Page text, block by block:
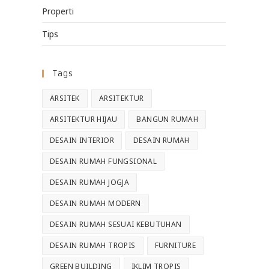
Properti
Tips
Tags
ARSITEK ARSITEKTUR
ARSITEKTUR HIJAU BANGUN RUMAH
DESAIN INTERIOR DESAIN RUMAH
DESAIN RUMAH FUNGSIONAL
DESAIN RUMAH JOGJA
DESAIN RUMAH MODERN
DESAIN RUMAH SESUAI KEBUTUHAN
DESAIN RUMAH TROPIS FURNITURE
GREEN BUILDING IKLIM TROPIS